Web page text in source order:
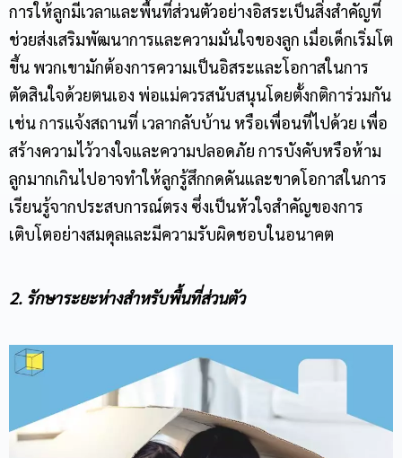
การให้ลูกมีเวลาและพื้นที่ส่วนตัวอย่างอิสระเป็นสิ่งสำคัญที่
ช่วยส่งเสริมพัฒนาการและความมั่นใจของลูก เมื่อเด็กเริ่มโต
ขึ้น พวกเขามักต้องการความเป็นอิสระและโอกาสในการ
ตัดสินใจด้วยตนเอง พ่อแม่ควรสนับสนุนโดยตั้งกติการ่วมกัน
เช่น การแจ้งสถานที่ เวลากลับบ้าน หรือเพื่อนที่ไปด้วย เพื่อ
สร้างความไว้วางใจและความปลอดภัย การบังคับหรือห้าม
ลูกมากเกินไปอาจทำให้ลูกรู้สึกกดดันและขาดโอกาสในการ
เรียนรู้จากประสบการณ์ตรง ซึ่งเป็นหัวใจสำคัญของการ
เติบโตอย่างสมดุลและมีความรับผิดชอบในอนาคต
2. รักษาระยะห่างสำหรับพื้นที่ส่วนตัว